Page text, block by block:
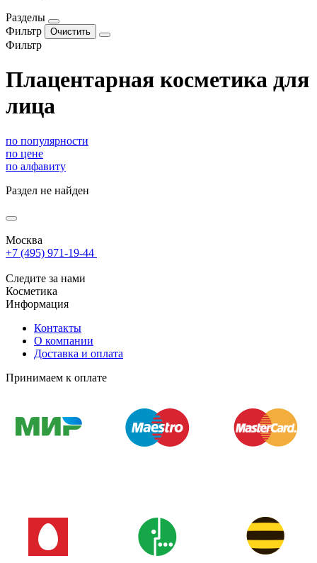
Разделы
Фильтр
Фильтр
Плацентарная косметика для
лица
по популярности
по цене
по алфавиту
Раздел не найден
Москва
+7 (495) 971-19-44
Следите за нами
Косметика
Информация
Контакты
О компании
Доставка и оплата
Принимаем к оплате